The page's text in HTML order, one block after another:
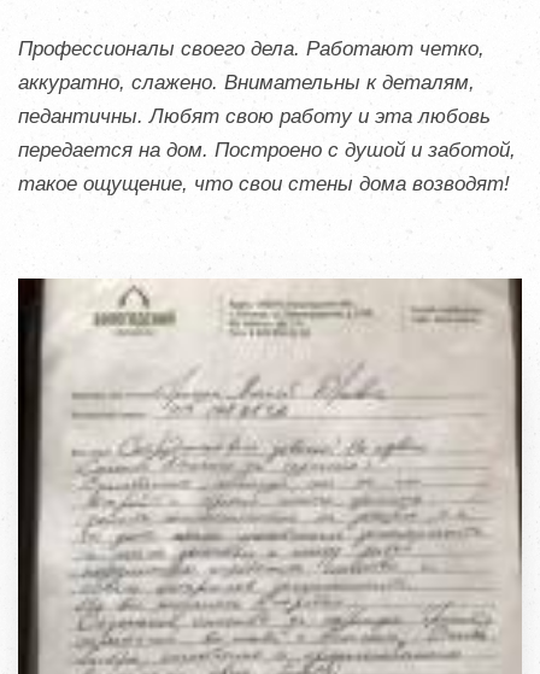
Профессионалы своего дела. Работают четко,
аккуратно, слажено. Внимательны к деталям,
педантичны. Любят свою работу и эта любовь
передается на дом. Построено с душой и заботой,
такое ощущение, что свои стены дома возводят!